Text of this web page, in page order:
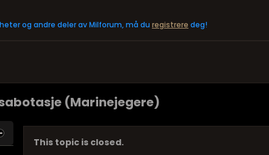
og andre deler av Milforum, må du registrere deg!
(Marinejegere)
This topic is closed.